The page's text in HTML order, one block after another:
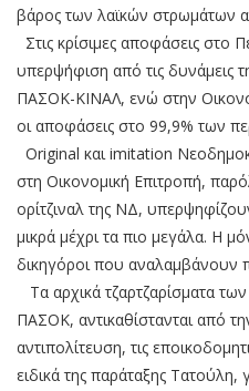
βάρος των λαϊκών στρωμάτων
Στις κρίσιμες αποφάσεις στο
υπερψήφιση από τις δυνάμεις
ΠΑΣΟΚ-ΚΙΝΑΛ, ενώ στην
οι αποφάσεις στο 99,9% των
Original και imitation
στη Οικονομική Επιτροπή,
ορίτζιναλ της ΝΔ,
μικρά μέχρι τα πιο μεγάλα. Η
δικηγόροι που αναλαμβάνουν
Τα αρχικά τζαρτζαρίσματα
ΠΑΣΟΚ, αντικαθίστανται από
αντιπολίτευση, τις
ειδικά της παράταξης Τατούλη,